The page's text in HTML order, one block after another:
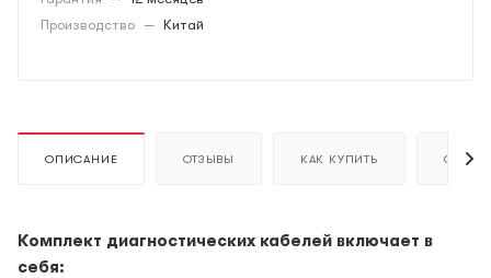
Производство — Китай
ОПИСАНИЕ ОТЗЫВЫ КАК КУПИТЬ ОПЛАТА
Комплект диагностических кабелей включает в
себя: